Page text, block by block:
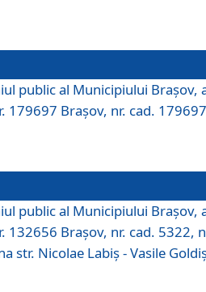
public al Municipiului Braşov,
179697 Brașov, nr. cad.
public al Municipiului Braşov,
132656 Brașov, nr. cad. 5322,
str. Nicolae Labiș - Vasile